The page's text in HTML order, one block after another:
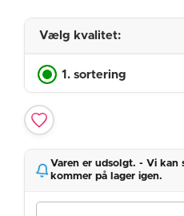
Vælg kvalitet:
1. sortering
Varen er udsolgt. - Vi kan
kommer på lager igen.